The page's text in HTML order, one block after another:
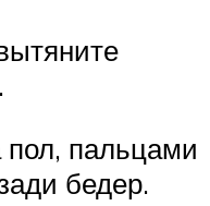
пальцами
бедер.